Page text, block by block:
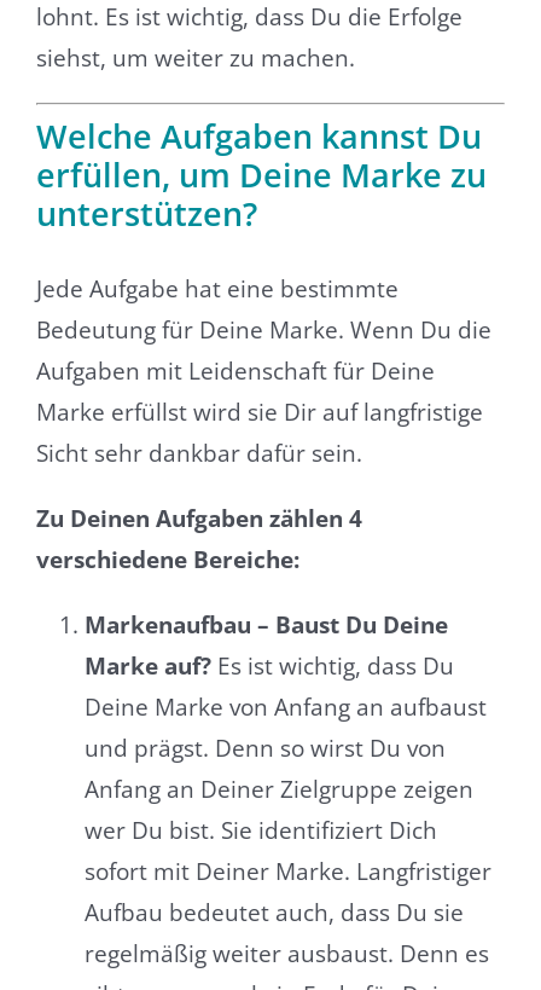
lohnt. Es ist wichtig, dass Du die Erfolge
siehst, um weiter zu machen.
Welche Aufgaben kannst Du
erfüllen, um Deine Marke zu
unterstützen?
Jede Aufgabe hat eine bestimmte
Bedeutung für Deine Marke. Wenn Du die
Aufgaben mit Leidenschaft für Deine
Marke erfüllst wird sie Dir auf langfristige
Sicht sehr dankbar dafür sein.
Zu Deinen Aufgaben zählen 4
verschiedene Bereiche:
Markenaufbau – Baust Du Deine
Marke auf?Es ist wichtig, dass Du
Deine Marke von Anfang an aufbaust
und prägst. Denn so wirst Du von
Anfang an Deiner Zielgruppe zeigen
wer Du bist. Sie identifiziert Dich
sofort mit Deiner Marke. Langfristiger
Aufbau bedeutet auch, dass Du sie
regelmäßig weiter ausbaust. Denn es